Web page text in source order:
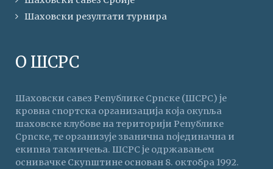
Шаховски резултати турнира
О ШСРС
Шаховски савез Републике Српске (ШСРС) је
кровна спортска организација која окупља
шаховске клубове на територији Републике
Српске, те организује званична појединачна и
екипна такмичења. ШСРС је одржавањем
оснивачке Скупштине основан 8. октобра 1992.